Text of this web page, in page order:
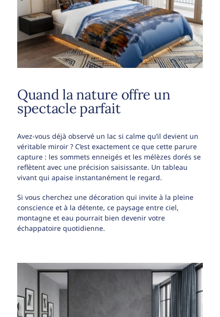
Quand la nature offre un
spectacle parfait
Avez-vous déjà observé un lac si calme qu’il devient un
véritable miroir ? C’est exactement ce que cette parure
capture : les sommets enneigés et les mélèzes dorés se
reflètent avec une précision saisissante. Un tableau
vivant qui apaise instantanément le regard.
Si vous cherchez une décoration qui invite à la pleine
conscience et à la détente, ce paysage entre ciel,
montagne et eau pourrait bien devenir votre
échappatoire quotidienne.